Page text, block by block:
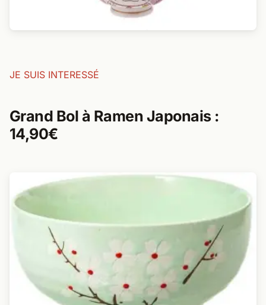
JE SUIS INTERESSÉ
Grand Bol à Ramen Japonais :
14,90€